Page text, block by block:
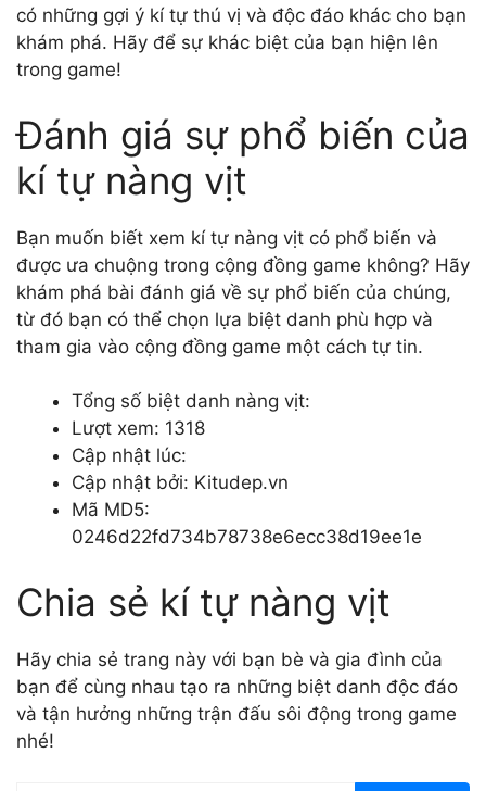
có những gợi ý kí tự thú vị và độc đáo khác cho bạn
khám phá. Hãy để sự khác biệt của bạn hiện lên
trong game!
Đánh giá sự phổ biến của
kí tự nàng vịt
Bạn muốn biết xem kí tự nàng vịt có phổ biến và
được ưa chuộng trong cộng đồng game không? Hãy
khám phá bài đánh giá về sự phổ biến của chúng,
từ đó bạn có thể chọn lựa biệt danh phù hợp và
tham gia vào cộng đồng game một cách tự tin.
Tổng số biệt danh nàng vịt:
Lượt xem: 1318
Cập nhật lúc:
Cập nhật bởi: Kitudep.vn
Mã MD5:
0246d22fd734b78738e6ecc38d19ee1e
Chia sẻ kí tự nàng vịt
Hãy chia sẻ trang này với bạn bè và gia đình của
bạn để cùng nhau tạo ra những biệt danh độc đáo
và tận hưởng những trận đấu sôi động trong game
nhé!